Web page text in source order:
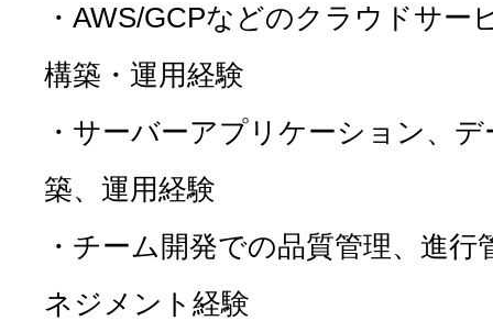
・AWS/GCPなどのクラウドサー
構築・運用経験
・サーバーアプリケーション、
築、運用経験
・チーム開発での品質管理、進
ネジメント経験